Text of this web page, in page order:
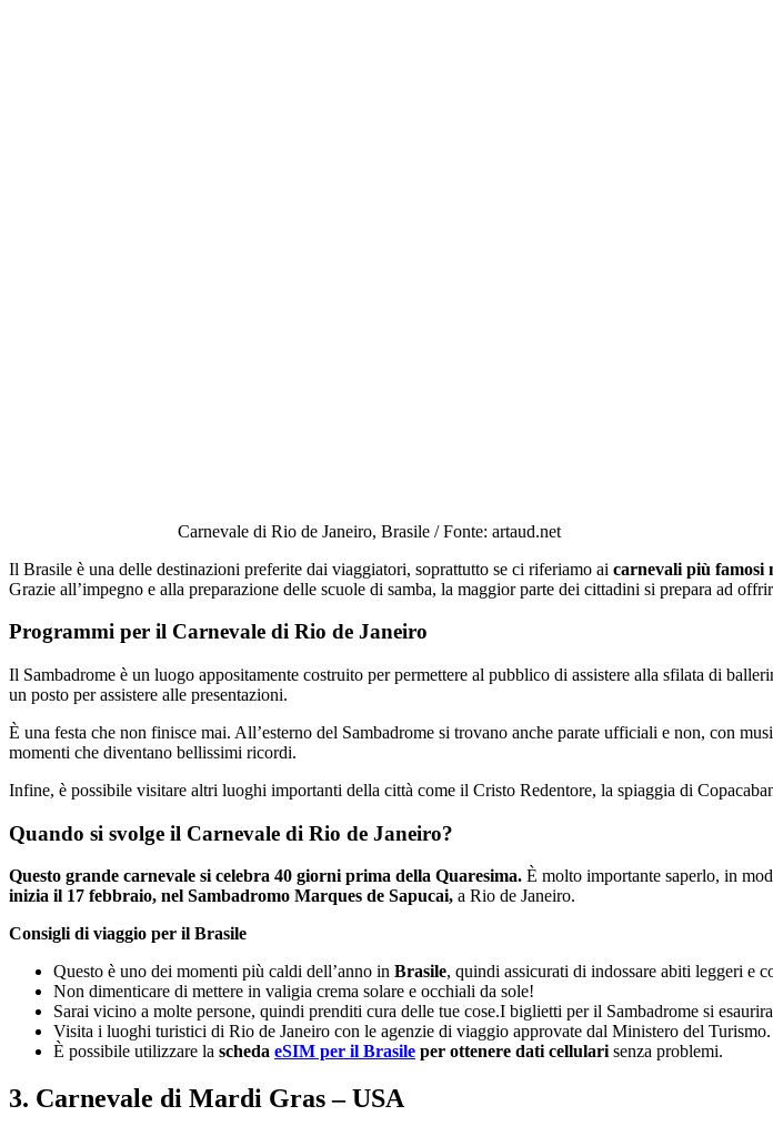
Carnevale di Rio de Janeiro, Brasile / Fonte: artaud.net
Il Brasile è una delle destinazioni preferite dai viaggiatori, soprattutto se ci riferiamo ai carnevali più famosi
Grazie all’impegno e alla preparazione delle scuole di samba, la maggior parte dei cittadini si prepara ad
Programmi per il Carnevale di Rio de Janeiro
Il Sambadrome è un luogo appositamente costruito per permettere al pubblico di assistere alla sfilata di
un posto per assistere alle presentazioni.
È una festa che non finisce mai. All’esterno del Sambadrome si trovano anche parate ufficiali e non, con
momenti che diventano bellissimi ricordi.
Infine, è possibile visitare altri luoghi importanti della città come il Cristo Redentore, la spiaggia di
Quando si svolge il Carnevale di Rio de Janeiro?
Questo grande carnevale si celebra 40 giorni prima della Quaresima. È molto importante saperlo, in
inizia il 17 febbraio, nel Sambadromo Marques de Sapucai, a Rio de Janeiro.
Consigli di viaggio per il Brasile
Questo è uno dei momenti più caldi dell’anno in Brasile, quindi assicurati di indossare abiti leggeri e
Non dimenticare di mettere in valigia crema solare e occhiali da sole!
Sarai vicino a molte persone, quindi prenditi cura delle tue cose.I biglietti per il Sambadrome si
Visita i luoghi turistici di Rio de Janeiro con le agenzie di viaggio approvate dal Ministero del Turismo.
È possibile utilizzare la scheda eSIM per il Brasile per ottenere dati cellulari senza problemi.
3. Carnevale di Mardi Gras – USA